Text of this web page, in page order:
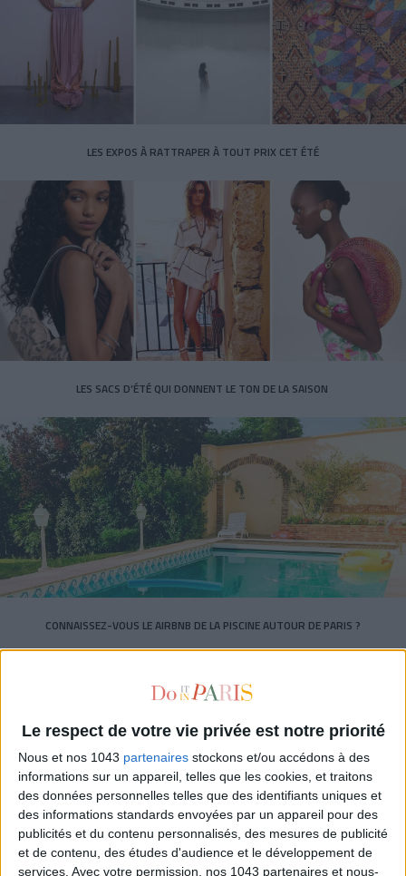
Le respect de votre vie privée est notre priorité
Nous et nos 1043 partenaires stockons et/ou accédons à des
informations sur un appareil, telles que les cookies, et traitons
des données personnelles telles que des identifiants uniques et
des informations standards envoyées par un appareil pour des
publicités et du contenu personnalisés, des mesures de publicité
et de contenu, des études d'audience et le développement de
services. Avec votre permission, nos 1043 partenaires et nous-
LES EXPOS À RATTRAPER À TOUT PRIX CET ÉTÉ
LES SACS D’ÉTÉ QUI DONNENT LE TON DE LA SAISON
CONNAISSEZ-VOUS LE AIRBNB DE LA PISCINE AUTOUR DE PARIS ?
LES SNEAKERS STARS DE L’ÉTÉ